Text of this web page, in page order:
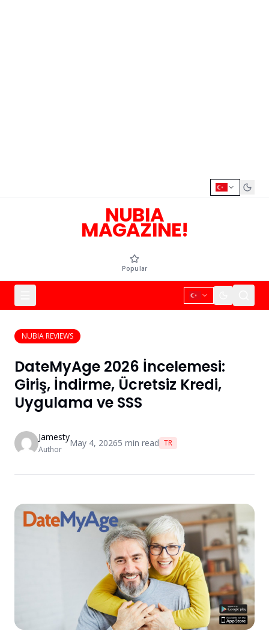
NUBIA
MAGAZINE!
Popular
NUBIA REVIEWS
DateMyAge 2026 İncelemesi:
Giriş, İndirme, Ücretsiz Kredi,
Uygulama ve SSS
Jamesty
Author
May 4, 20265 min read TR